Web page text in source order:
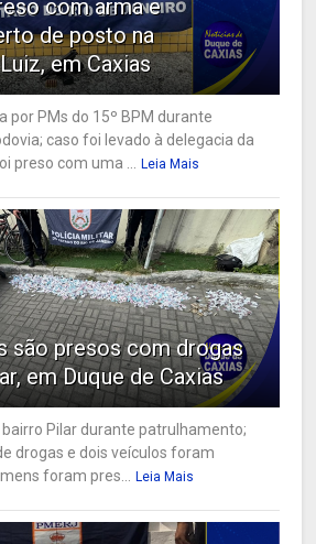
com arma e
de posto na
em Caxias
PMs do 15º BPM durante
caso foi levado à delegacia da
preso com uma ...
Leia Mais
são presos com drogas
em Duque de Caxias
Pilar durante patrulhamento;
drogas e dois veículos foram
foram pres...
Leia Mais